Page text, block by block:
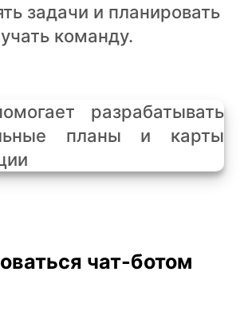
задачи и планировать
команду.
чат-ботом